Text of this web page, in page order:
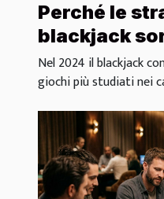
Perché le
blackjack
anche gli
Nel 2024 il blackjack
giochi più studiati nei